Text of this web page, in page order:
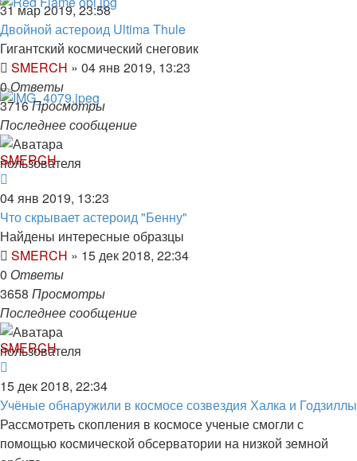
31 мар 2019, 23:58
Двойной астероид Ultima Thule
Гигантский космический снеговик
SMERCH » 04 янв 2019, 13:23
0Ответы
3716Просмотры
Последнее сообщение
SMERCH
04 янв 2019, 13:23
Что скрывает астероид "Бенну"
Найдены интересные образцы
SMERCH » 15 дек 2018, 22:34
0 Ответы
3658 Просмотры
Последнее сообщение
SMERCH
15 дек 2018, 22:34
Учёные обнаружили в космосе созвездия Халка и Годзиллы
Рассмотреть скопления в космосе ученые смогли с
помощью космической обсерватории на низкой земной